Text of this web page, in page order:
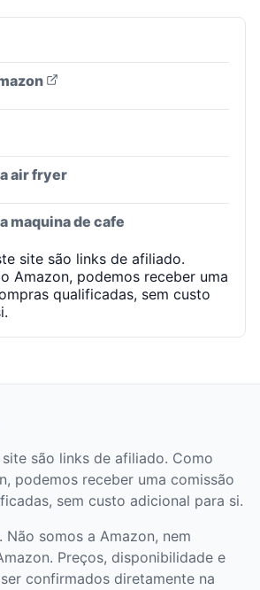
air fryer
maquina de cafe
site são links de afiliado.
Amazon, podemos receber uma
qualificadas, sem custo
são links de afiliado. Como
podemos receber uma comissão
sem custo adicional para si.
Não somos a Amazon, nem
Preços, disponibilidade e
confirmados diretamente na